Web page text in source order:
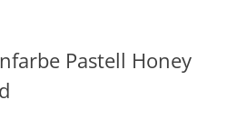
Pastell Honey